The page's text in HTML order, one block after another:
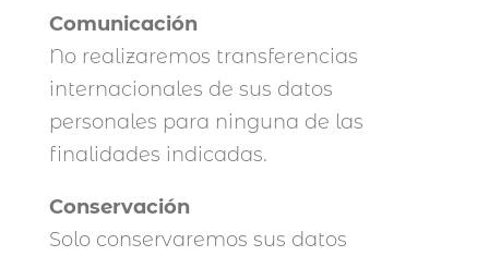
Comunicación
No realizaremos transferencias
internacionales de sus datos
personales para ninguna de las
finalidades indicadas.
Conservación
Solo conservaremos sus datos